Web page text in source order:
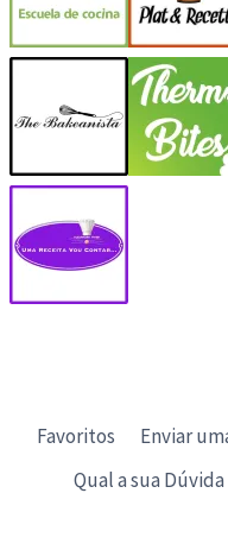
Favoritos Enviar
Qual a sua Dúvida